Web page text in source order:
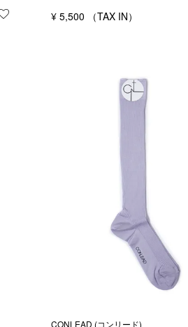
お気に入りに登録する
¥ 5,500
CONLEAD (コンリード)